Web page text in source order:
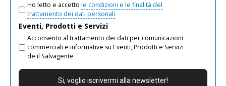
Ho letto e accetto le condizioni e le finalità del
trattamento dei dati personali
Eventi, Prodotti e Servizi
Acconsento al trattamento dei dati per comunicazioni
commerciali e informative su Eventi, Prodotti e Servizi
de il Salvagente